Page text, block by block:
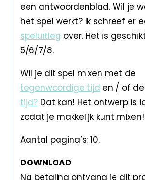
een antwoordenblad. Wil je
het spel werkt? Ik schreef er
speluitleg over. Het is
5/6/7/8.
Wil je dit spel mixen met de
tegenwoordige tijd en / of de
tijd?Dat kan! Het ontwerp is
zodat je makkelijk kunt mixen!
Aantal pagina’s: 10.
DOWNLOAD
Na betaling ontvang je dit